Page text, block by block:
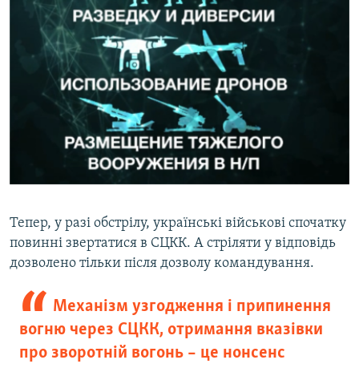
Тепер, у разі обстрілу, українські військові спочатку
повинні звертатися в СЦКК. А стріляти у відповідь
дозволено тільки після дозволу командування.
Механізм узгодження і припинення
вогню через СЦКК, отримання вказівки
про зворотній вогонь – це нонсенс